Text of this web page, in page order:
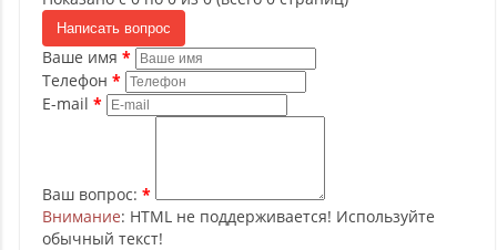
Написать вопрос
Ваше имя
Телефон
E-mail
Ваш вопрос:
Внимание: HTML не поддерживается! Используйте
обычный текст!